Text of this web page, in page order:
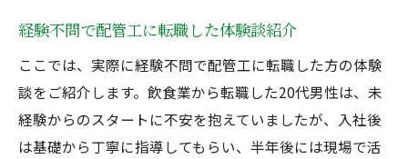
経験不問で配管工に転職した体験談紹介
ここでは、実際に経験不問で配管工に転職した方の体験
談をご紹介します。飲食業から転職した20代男性は、未
経験からのスタートに不安を抱えていましたが、入社後
は基礎から丁寧に指導してもらい、半年後には現場で活